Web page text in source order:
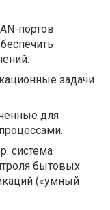
портов
задачи
для
система
бытовых
(«умный